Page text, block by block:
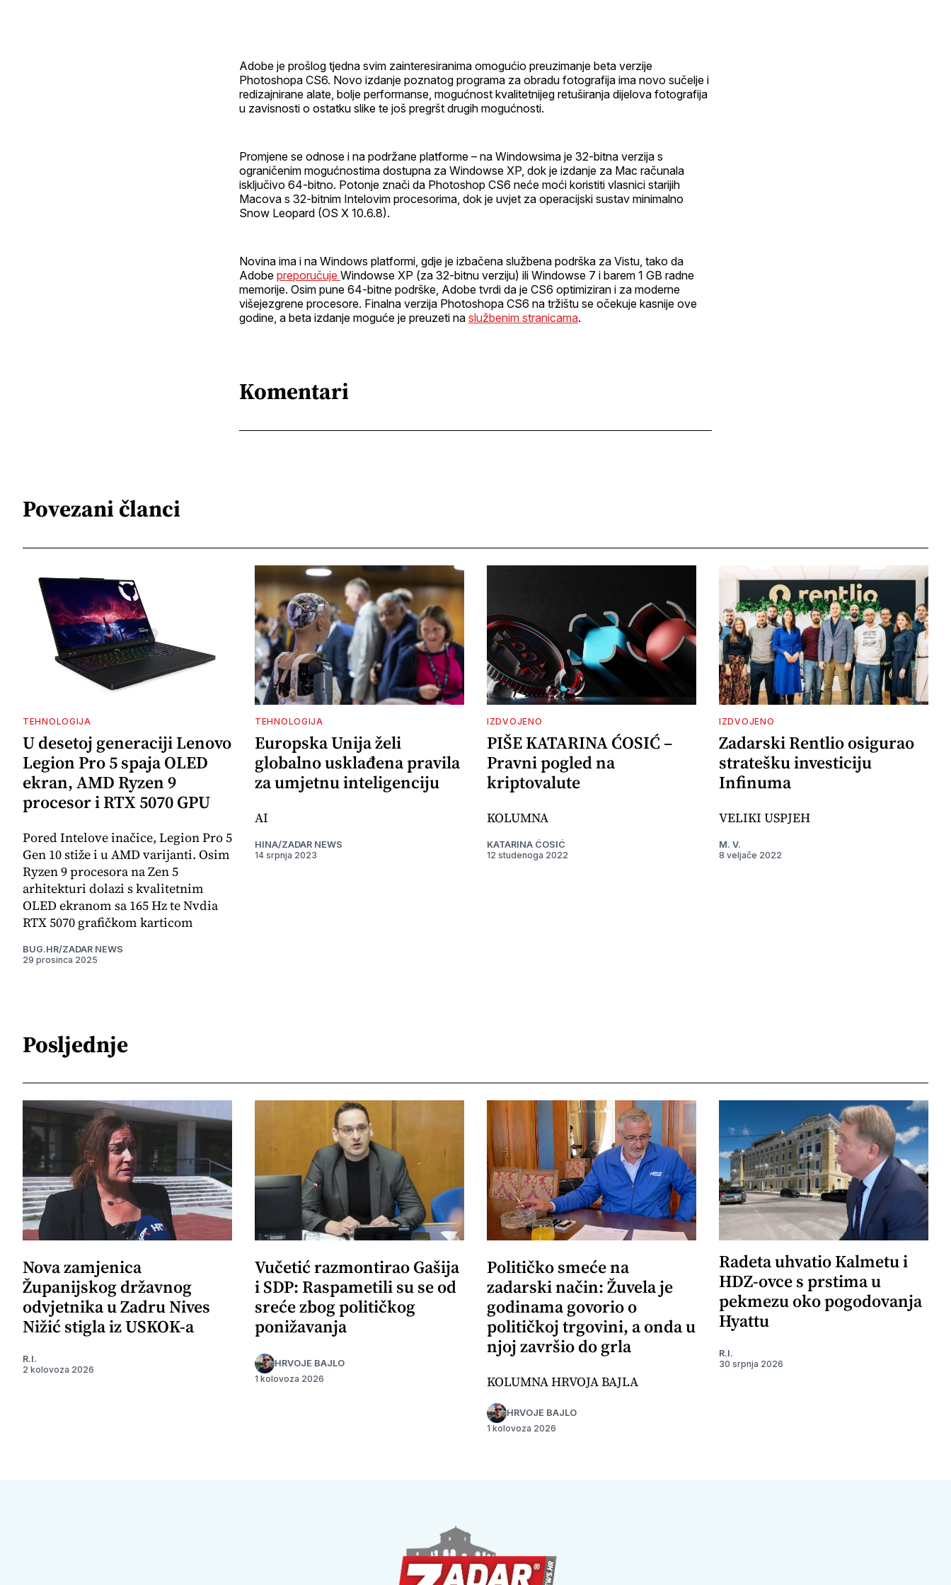
Adobe je prošlog tjedna svim zainteresiranima omogućio preuzimanje beta verzije
Photoshopa CS6. Novo izdanje poznatog programa za obradu fotografija ima novo sučelje i
redizajnirane alate, bolje performanse, mogućnost kvalitetnijeg retuširanja dijelova fotografija
u zavisnosti o ostatku slike te još pregršt drugih mogućnosti.
Promjene se odnose i na podržane platforme – na Windowsima je 32-bitna verzija s
ograničenim mogućnostima dostupna za Windowse XP, dok je izdanje za Mac računala
isključivo 64-bitno. Potonje znači da Photoshop CS6 neće moći koristiti vlasnici starijih
Macova s 32-bitnim Intelovim procesorima, dok je uvjet za operacijski sustav minimalno
Snow Leopard (OS X 10.6.8).
Novina ima i na Windows platformi, gdje je izbačena službena podrška za Vistu, tako da
Adobe preporučuje Windowse XP (za 32-bitnu verziju) ili Windowse 7 i barem 1 GB radne
memorije. Osim pune 64-bitne podrške, Adobe tvrdi da je CS6 optimiziran i za moderne
višejezgrene procesore. Finalna verzija Photoshopa CS6 na tržištu se očekuje kasnije ove
godine, a beta izdanje moguće je preuzeti na službenim stranicama.
Komentari
Povezani članci
TEHNOLOGIJA
U desetoj generaciji Lenovo
Legion Pro 5 spaja OLED
ekran, AMD Ryzen 9
procesor i RTX 5070 GPU
Pored Intelove inačice, Legion Pro 5
Gen 10 stiže i u AMD varijanti. Osim
Ryzen 9 procesora na Zen 5
arhitekturi dolazi s kvalitetnim
OLED ekranom sa 165 Hz te Nvdia
RTX 5070 grafičkom karticom
BUG.HR/ZADAR NEWS
29 prosinca 2025
TEHNOLOGIJA
Europska Unija želi
globalno usklađena pravila
za umjetnu inteligenciju
AI
HINA/ZADAR NEWS
14 srpnja 2023
IZDVOJENO
PIŠE KATARINA ĆOSIĆ –
Pravni pogled na
kriptovalute
KOLUMNA
KATARINA ĆOSIĆ
12 studenoga 2022
IZDVOJENO
Zadarski Rentlio osigurao
stratešku investiciju
Infinuma
VELIKI USPJEH
M. V.
8 veljače 2022
Posljednje
Nova zamjenica
Županijskog državnog
odvjetnika u Zadru Nives
Nižić stigla iz USKOK-a
R.I.
2 kolovoza 2026
Vučetić razmontirao Gašija
i SDP: Raspametili su se od
sreće zbog političkog
ponižavanja
HRVOJE BAJLO
1 kolovoza 2026
Političko smeće na
zadarski način: Žuvela je
godinama govorio o
političkoj trgovini, a onda u
njoj završio do grla
KOLUMNA HRVOJA BAJLA
HRVOJE BAJLO
1 kolovoza 2026
Radeta uhvatio Kalmetu i
HDZ-ovce s prstima u
pekmezu oko pogodovanja
Hyattu
R.I.
30 srpnja 2026